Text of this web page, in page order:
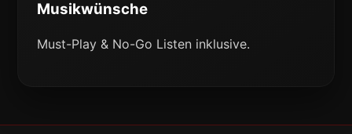
Musikwünsche
Must-Play & No-Go Listen inklusive.